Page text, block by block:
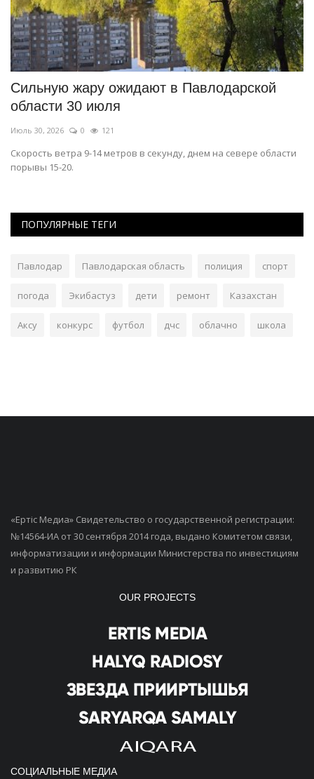
Сильную жару ожидают в Павлодарской
области 30 июля
Июль 30, 2026 0 121
Скорость ветра 9-14 метров в секунду, днем на севере области
порывы 15-20.
ПОПУЛЯРНЫЕ ТЕГИ
Павлодар Павлодарская область полиция спорт
погода Экибастуз дети ремонт Казахстан
Аксу конкурс футбол дчс облачно школа
«Ертiс Медиа» Свидетельство о государственной регистрации:
№14564-ИА от 30 сентября 2014 года, выдано Комитетом связи,
информатизации и информации Министерства по инвестициям
и развитию РК
OUR PROJECTS
СОЦИАЛЬНЫЕ МЕДИА